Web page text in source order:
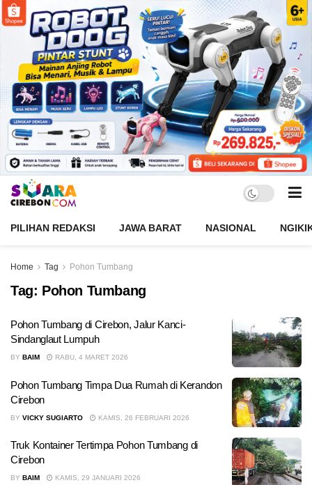
PILIHAN REDAKSI JAWA BARAT NASIONAL
Home Tag Pohon Tumbang
Tag: Pohon Tumbang
Pohon Tumbang di Cirebon, Jalur Kanci-
Sindanglaut Lumpuh
BY BAIM RABU, 4 MARET 2026
Pohon Tumbang Timpa Dua Rumah di Kerandon
Cirebon
BY VICKY SUGIARTO KAMIS, 26 FEBRUARI 2026
Truk Kontainer Tertimpa Pohon Tumbang di
Cirebon
BY BAIM KAMIS, 29 JANUARI 2026